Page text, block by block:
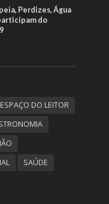
Perdizes, Água
do
ESPAÇO DO LEITOR
SAÚDE